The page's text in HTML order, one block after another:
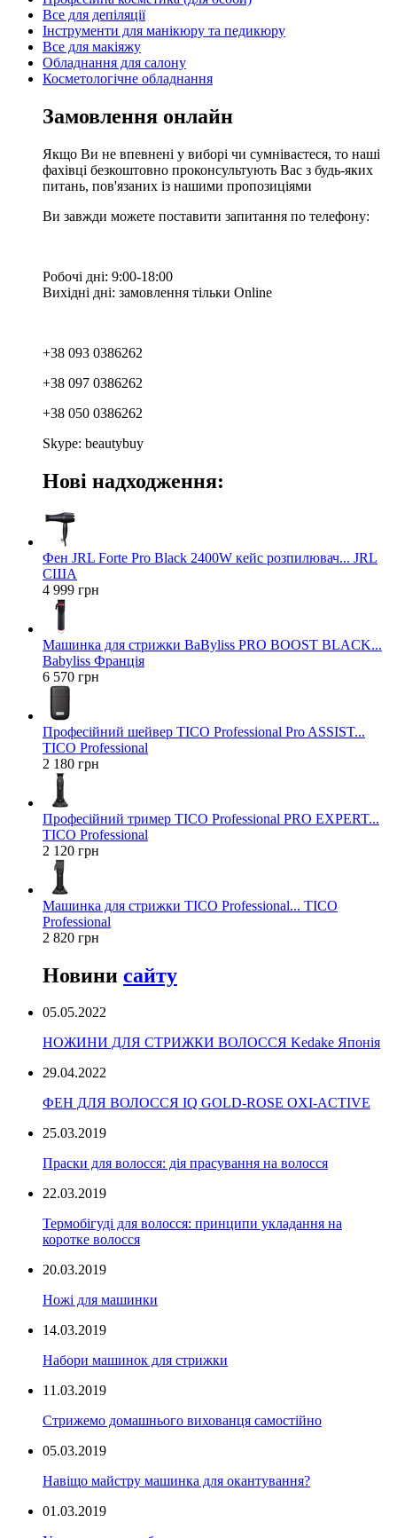
Все для депіляції
Інструменти для манікюру та педикюру
Все для макіяжу
Обладнання для салону
Косметологічне обладнання
Замовлення онлайн
Якщо Ви не впевнені у виборі чи сумніваєтеся, то наші
фахівці безкоштовно проконсультують Вас з будь-яких
питань, пов'язаних із нашими пропозиціями
Ви завжди можете поставити запитання по телефону:
Робочі дні: 9:00-18:00
Вихідні дні: замовлення тільки Online
+38 093 0386262
+38 097 0386262
+38 050 0386262
Skype: beautybuy
Нові надходження:
Фен JRL Forte Pro Black 2400W кейс розпилювач... JRL
США
4 999 грн
Машинка для стрижки BaByliss PRO BOOST BLACK...
Babyliss Франція
6 570 грн
Професійний шейвер TICO Professional Pro ASSIST...
TICO Professional
2 180 грн
Професійний тример TICO Professional PRO EXPERT...
TICO Professional
2 120 грн
Машинка для стрижки TICO Professional... TICO
Professional
2 820 грн
Новини сайту
05.05.2022
НОЖИНИ ДЛЯ СТРИЖКИ ВОЛОССЯ Kedake Японія
29.04.2022
ФЕН ДЛЯ ВОЛОССЯ IQ GOLD-ROSE OXI-ACTIVE
25.03.2019
Праски для волосся: дія прасування на волосся
22.03.2019
Термобігуді для волосся: принципи укладання на
коротке волосся
20.03.2019
Ножі для машинки
14.03.2019
Набори машинок для стрижки
11.03.2019
Стрижемо домашнього вихованця самостійно
05.03.2019
Навіщо майстру машинка для окантування?
01.03.2019